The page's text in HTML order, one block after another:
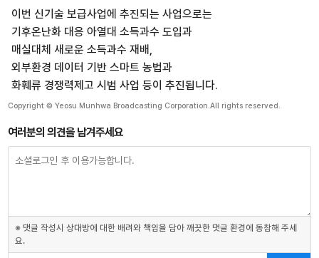
이번 신기술 보급사업에 추진되는 사업으로는
기후온난화 대응 아열대 소득과수 도입과
매실대체 새로운 소득과수 재배,
외부환경 데이터 기반 스마트 농법과
화훼류 경쟁력제고 시범 사업 등이 추진됩니다.
Copyright © Yeosu Munhwa Broadcasting Corporation.All rights reserved.
여러분의 의견을 남겨주세요
※ 댓글 작성시 상대방에 대한 배려와 책임을 담아 깨끗한 댓글 환경에 동참해 주세
요.